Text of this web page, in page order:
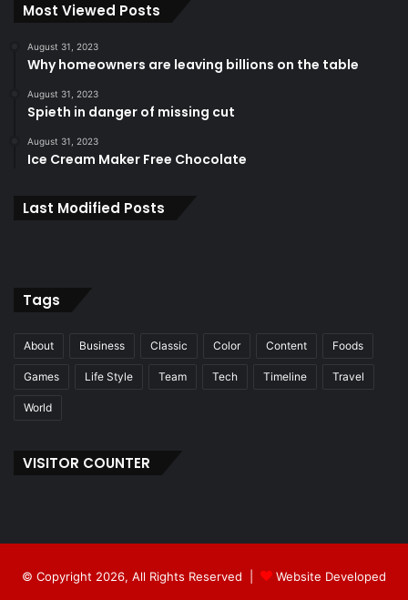
Most Viewed Posts
August 31, 2023
Why homeowners are leaving billions on the table
August 31, 2023
Spieth in danger of missing cut
August 31, 2023
Ice Cream Maker Free Chocolate
Last Modified Posts
Tags
About Business Classic Color Content Foods
Games Life Style Team Tech Timeline Travel
World
VISITOR COUNTER
© Copyright 2026, All Rights Reserved |
Website Developed